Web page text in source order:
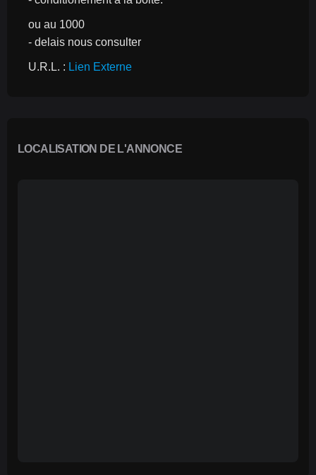
ou au 1000
- delais nous consulter
U.R.L. : Lien Externe
LOCALISATION DE L'ANNONCE